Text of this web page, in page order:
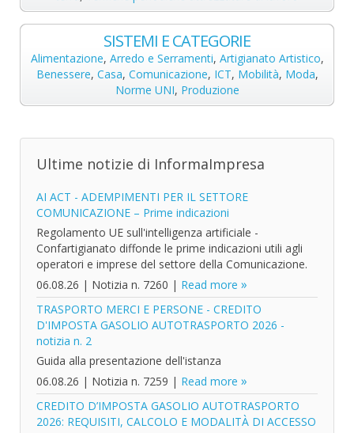
SISTEMI E CATEGORIE
Alimentazione, Arredo e Serramenti, Artigianato Artistico,
Benessere, Casa, Comunicazione, ICT, Mobilità, Moda,
Norme UNI, Produzione
Ultime notizie di InformaImpresa
AI ACT - ADEMPIMENTI PER IL SETTORE
COMUNICAZIONE – Prime indicazioni
Regolamento UE sull'intelligenza artificiale -
Confartigianato diffonde le prime indicazioni utili agli
operatori e imprese del settore della Comunicazione.
06.08.26 | Notizia n. 7260 | Read more
TRASPORTO MERCI E PERSONE - CREDITO
D'IMPOSTA GASOLIO AUTOTRASPORTO 2026 -
notizia n. 2
Guida alla presentazione dell'istanza
06.08.26 | Notizia n. 7259 | Read more
CREDITO D’IMPOSTA GASOLIO AUTOTRASPORTO
2026: REQUISITI, CALCOLO E MODALITÀ DI ACCESSO